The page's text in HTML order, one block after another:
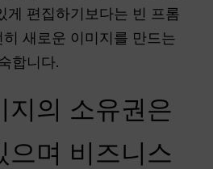
게 편집하기보다는 빈 프롬
새로운 이미지를 만드는
합니다.
지의 소유권은
으며 비즈니스